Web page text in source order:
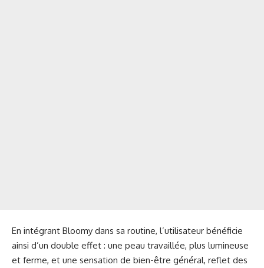
En intégrant Bloomy dans sa routine, l’utilisateur bénéficie
ainsi d’un double effet : une peau travaillée, plus lumineuse
et ferme, et une sensation de bien-être général, reflet des